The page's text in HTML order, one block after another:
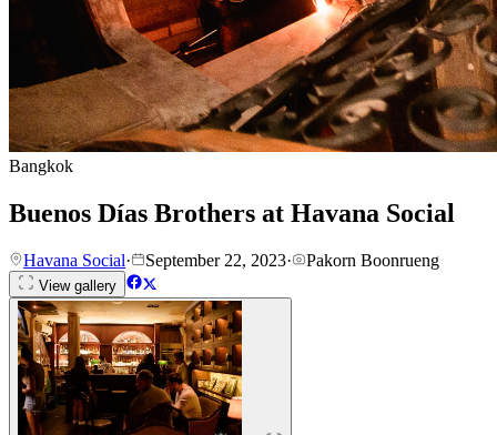
Bangkok
Buenos Días Brothers at Havana Social
Havana Social· September 22, 2023· Pakorn Boonrueng
View gallery